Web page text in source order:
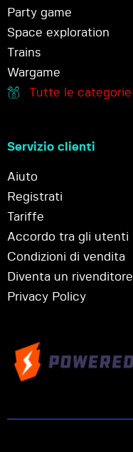
Party game
Space exploration
Trains
Wargame
Tutte le categorie
Servizio clienti
Aiuto
Registrati
Tariffe
Accordo tra gli utenti
Condizioni di vendita
Diventa un rivenditore
Privacy Policy